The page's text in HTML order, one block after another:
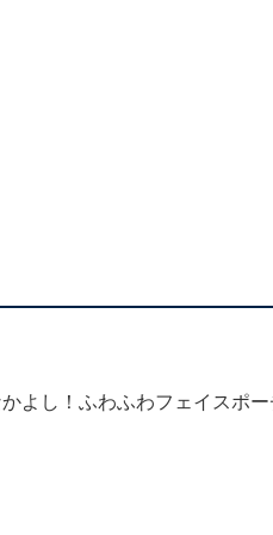
よし！ふわふわフェイスポー